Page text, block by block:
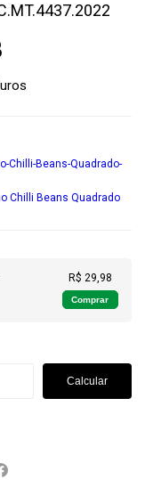
R$ 29,98
Comprar
Calcular